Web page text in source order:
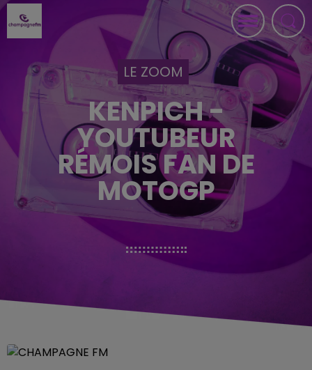
LE ZOOM
KENPICH -
YOUTUBEUR
RÉMOIS FAN DE
MOTOGP